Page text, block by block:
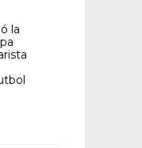
la